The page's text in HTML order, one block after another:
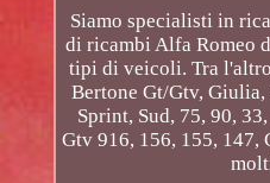
Siamo specialisti in
di ricambi Alfa Romeo
tipi di veicoli. Tra
Bertone Gt/Gtv,
Sprint, Sud, 75, 90,
Gtv 916, 156, 155, 147,